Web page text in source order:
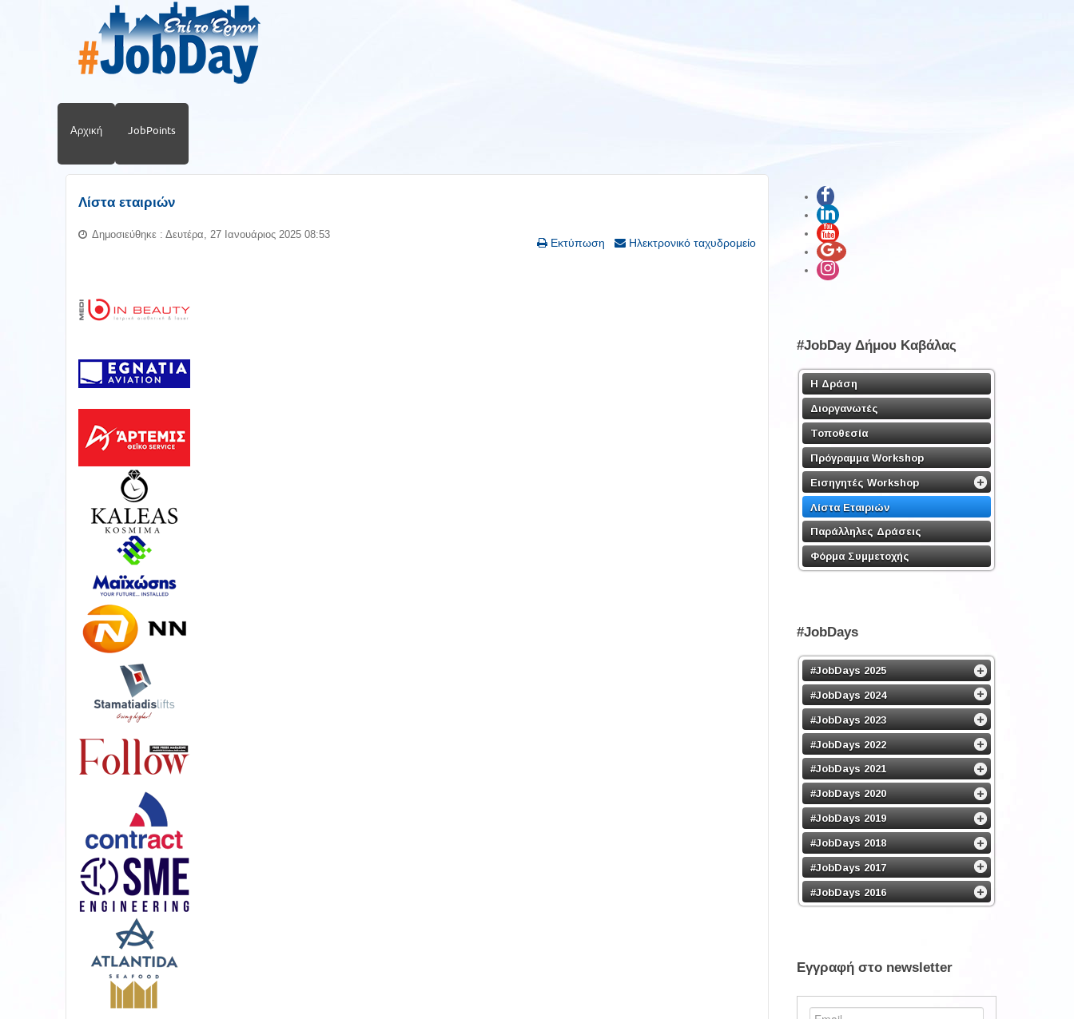
Αρχική JobPoints
Λίστα εταιριών
Εκτύπωση Ηλεκτρονικό ταχυδρομείο
Δημοσιεύθηκε : Δευτέρα, 27 Ιανουάριος 2025 08:53
#JobDay Δήμου Καβάλας
Η Δράση
Διοργανωτές
Τοποθεσία
Πρόγραμμα Workshop
Εισηγητές Workshop
Λίστα Εταιριών
Παράλληλες Δράσεις
Φόρμα Συμμετοχής
#JobDays
#JobDays 2025
#JobDays 2024
#JobDays 2023
#JobDays 2022
#JobDays 2021
#JobDays 2020
#JobDays 2019
#JobDays 2018
#JobDays 2017
#JobDays 2016
Εγγραφή στο newsletter